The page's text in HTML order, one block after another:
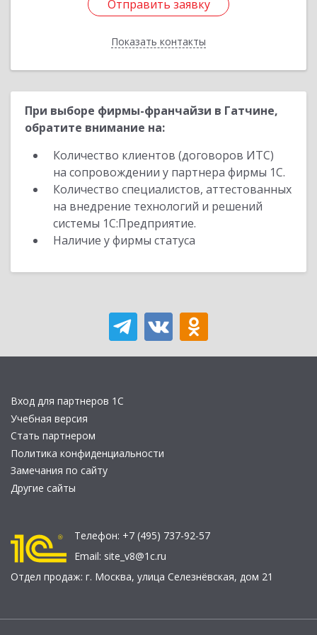
Отправить заявку
Показать контакты
Отправить заявку
Назад
При выборе фирмы-франчайзи в Гатчине,
обратите внимание на:
Количество клиентов (договоров ИТС)
на сопровождении у партнера фирмы 1С.
Количество специалистов, аттестованных
на внедрение технологий и решений
системы 1С:Предприятие.
Наличие у фирмы статуса
Вход для партнеров 1С
Учебная версия
Стать партнером
Политика конфиденциальности
Замечания по сайту
Другие сайты
Телефон: +7 (495) 737-92-57
Email: site_v8@1c.ru
Отдел продаж: г. Москва, улица Селезнёвская, дом 21